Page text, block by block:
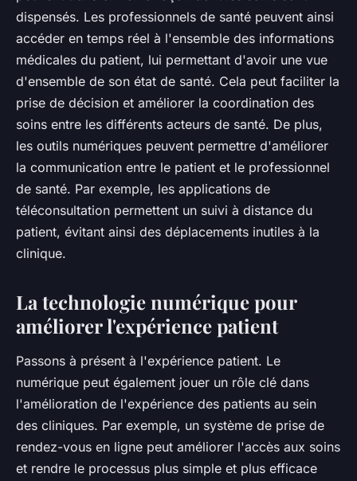
dispensés. Les professionnels de santé peuvent ainsi
accéder en temps réel à l'ensemble des informations
médicales du patient, lui permettant d'avoir une vue
d'ensemble de son état de santé. Cela peut faciliter la
prise de décision et améliorer la coordination des
soins entre les différents acteurs de santé. De plus,
les outils numériques peuvent permettre d'améliorer
la communication entre le patient et le professionnel
de santé. Par exemple, les applications de
téléconsultation permettent un suivi à distance du
patient, évitant ainsi des déplacements inutiles à la
clinique.
La technologie numérique pour
améliorer l'expérience patient
Passons à présent à l'expérience patient. Le
numérique peut également jouer un rôle clé dans
l'amélioration de l'expérience des patients au sein
des cliniques. Par exemple, un système de prise de
rendez-vous en ligne peut améliorer l'accès aux soins
et rendre le processus plus simple et plus efficace